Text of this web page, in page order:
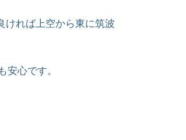
ければ上空から東に筑波
安心です。